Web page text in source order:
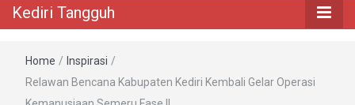
Kediri Tangguh
Home / Inspirasi /
Relawan Bencana Kabupaten Kediri Kembali Gelar Operasi